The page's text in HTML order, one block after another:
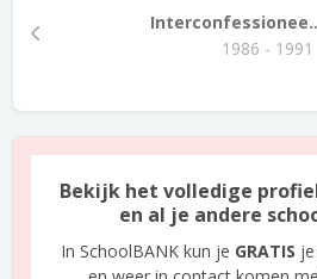
1986 - 1991
Bekijk het volledige
en al je andere
In SchoolBANK kun je GRATIS